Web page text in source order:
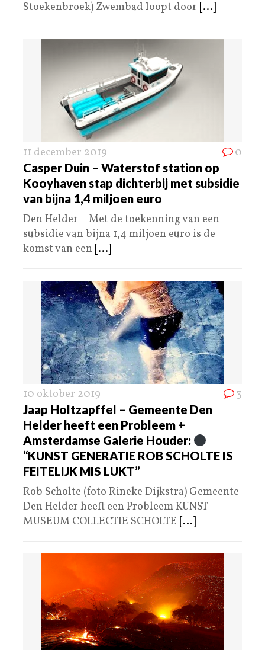
Stoekenbroek) Zwembad loopt door [...]
11 december 2019 0
Casper Duin – Waterstof station op
Kooyhaven stap dichterbij met subsidie
van bijna 1,4 miljoen euro
Den Helder – Met de toekenning van een
subsidie van bijna 1,4 miljoen euro is de
komst van een [...]
10 oktober 2019 3
Jaap Holtzapffel – Gemeente Den
Helder heeft een Probleem +
Amsterdamse Galerie Houder:
“KUNST GENERATIE ROB SCHOLTE IS
FEITELIJK MIS LUKT”
Rob Scholte (foto Rineke Dijkstra) Gemeente
Den Helder heeft een Probleem KUNST
MUSEUM COLLECTIE SCHOLTE [...]